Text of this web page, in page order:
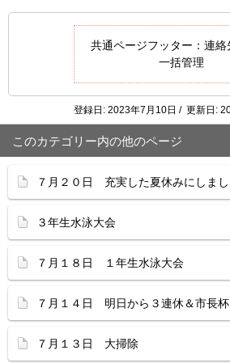
共通ページフッター：連絡
一括管理
登録日: 2023年7月10日 / 更新日:
このカテゴリー内の他のページ
７月２０日 充実した夏休みにしまし
３年生水泳大会
７月１８日 １年生水泳大会
７月１４日 明日から３連休＆市長杯
７月１３日 大掃除